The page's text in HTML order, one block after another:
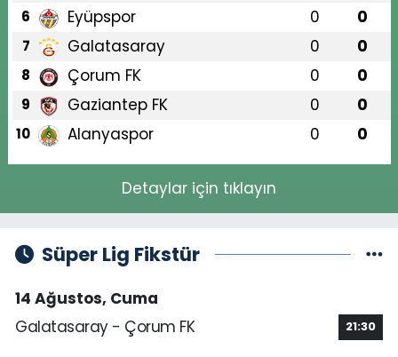
6 Eyüpspor 0 0
7 Galatasaray 0 0
8 Çorum FK 0 0
9 Gaziantep FK 0 0
10 Alanyaspor 0 0
Detaylar için tıklayın
Süper Lig Fikstür
14 Ağustos, Cuma
Galatasaray - Çorum FK
21:30